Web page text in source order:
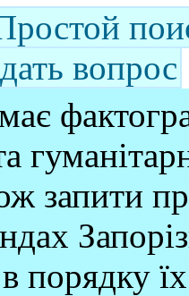
вопрос
запити
порядку